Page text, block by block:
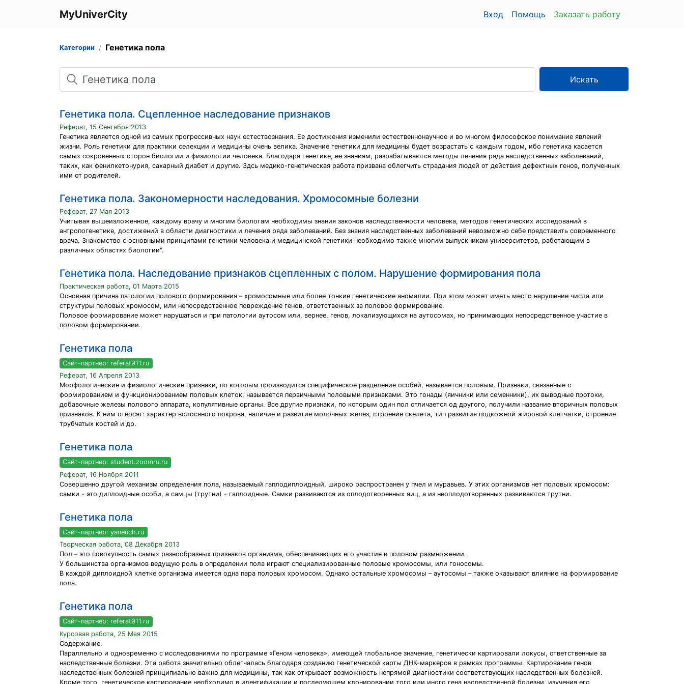
MyUniverCity Вход Помощь Заказать работу
Категории Генетика пола
Поиск
Искать
Генетика пола. Сцепленное наследование признаков
Реферат, 15 Сентября 2013
Генетика является одной из самых прогрессивных наук естествознания. Ее достижения изменили естественнонаучное и во многом философское понимание явлений
жизни. Роль генетики для практики селекции и медицины очень велика. Значение генетики для медицины будет возрастать с каждым годом, ибо генетика касается
самых сокровенных сторон биологии и физиологии человека. Благодаря генетике, ее знаниям, разрабатываются методы лечения ряда наследственных заболеваний,
таких, как фенилкетонурия, сахарный диабет и другие. Здсь медико-генетическая работа призвана облегчить страдания людей от действия дефектных генов, полученных
ими от родителей.
Генетика пола. Закономерности наследования. Хромосомные болезни
Реферат, 27 Мая 2013
Учитывая вышеизложенное, каждому врачу и многим биологам необходимы знания законов наследственности человека, методов генетических исследований в
антропогенетике, достижений в области диагностики и лечения ряда заболеваний. Без знания наследственных заболеваний невозможно себе представить современного
врача. Знакомство с основными принципами генетики человека и медицинской генетики необходимо также многим выпускникам университетов, работающим в
различных областях биологии".
Генетика пола. Наследование признаков сцепленных с полом. Нарушение формирования пола
Практическая работа, 01 Марта 2015
Основная причина патологии полового формирования – хромосомные или более тонкие генетические аномалии. При этом может иметь место нарушение числа или
структуры половых хромосом, или непосредственное повреждение генов, ответственных за половое формирование.
Половое формирование может нарушаться и при патологии аутосом или, вернее, генов, локализующихся на аутосомах, но принимающих непосредственное участие в
половом формировании.
Генетика пола
Сайт-партнер: referat911.ru
Реферат, 16 Апреля 2013
Морфологические и физиологические признаки, по которым производится специфическое разделение особей, называется половым. Признаки, связанные с
формированием и функционированием половых клеток, называется первичными половыми признаками. Это гонады (яичники или семенники), их выводные протоки,
добавочные железы полового аппарата, копулятивные органы. Все другие признаки, по которым один пол отличается од другого, получили название вторичных половых
признаков. К ним относят: характер волосяного покрова, наличие и развитие молочных желез, строение скелета, тип развития подкожной жировой клетчатки, строение
трубчатых костей и др.
Генетика пола
Сайт-партнер: student.zoomru.ru
Реферат, 16 Ноября 2011
Совершенно другой механизм определения пола, называемый гаплодиплоидный, широко распространен у пчел и муравьев. У этих организмов нет половых хромосом:
самки - это диплоидные особи, а самцы (трутни) - гаплоидные. Самки развиваются из оплодотворенных яиц, а из неоплодотворенных развиваются трутни.
Генетика пола
Сайт-партнер: yaneuch.ru
Творческая работа, 08 Декабря 2013
Пол – это совокупность самых разнообразных признаков организма, обеспечивающих его участие в половом размножении.
У большинства организмов ведущую роль в определении пола играют специализированные половые хромосомы, или гоносомы.
В каждой диплоидной клетке организма имеется одна пара половых хромосом. Однако остальные хромосомы – аутосомы – также оказывают влияние на формирование
пола.
Генетика пола
Сайт-партнер: referat911.ru
Курсовая работа, 25 Мая 2015
Содержание.
Параллельно и одновременно с исследованиями по программе «Геном человека», имеющей глобальное значение, генетически картировали локусы, ответственные за
наследственные болезни. Эта работа значительно облегчалась благодаря созданию генетической карты ДНК-маркеров в рамках программы. Картирование генов
наследственных болезней принципиально важно для медицины, так как открывает возможность непрямой диагностики соответствующих наследственных болезней.
Кроме того, генетическое картирование необходимо в идентификации и последующем клонировании того или иного гена наследственной болезни, изучения его